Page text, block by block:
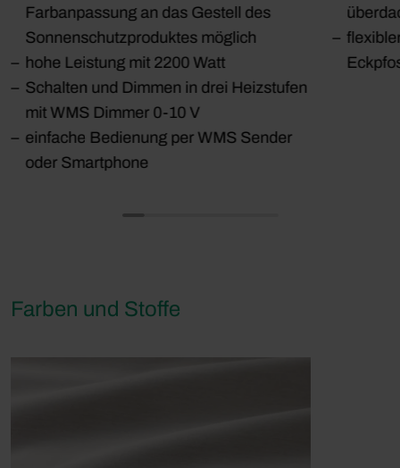
Farbanpassung an das Gestell des
Sonnenschutzproduktes möglich
hohe Leistung mit 2200 Watt
Schalten und Dimmen in drei Heizstufen
mit WMS Dimmer 0-10 V
einfache Bedienung per WMS Sender
oder Smartphone
Farben und Stoffe